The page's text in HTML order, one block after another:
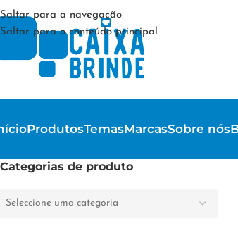
Saltar para a navegação
Saltar para o conteúdo principal
ProdutosTemasMarcasSobre nós
Categorias de produto
Seleccione uma categoria